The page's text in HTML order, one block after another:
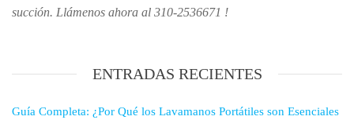
succión. Llámenos ahora al 310-2536671 !
ENTRADAS RECIENTES
Guía Completa: ¿Por Qué los Lavamanos Portátiles son Esenciales